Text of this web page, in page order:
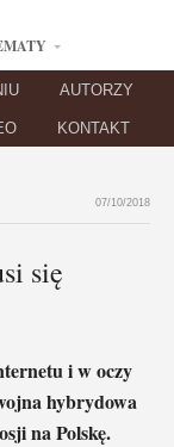
AUTORZY
KONTAKT
07/10/2018
się
i w oczy
hybrydowa
na Polskę.